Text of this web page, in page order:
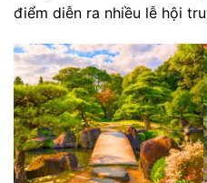
điểm diễn ra nhiều lễ hội